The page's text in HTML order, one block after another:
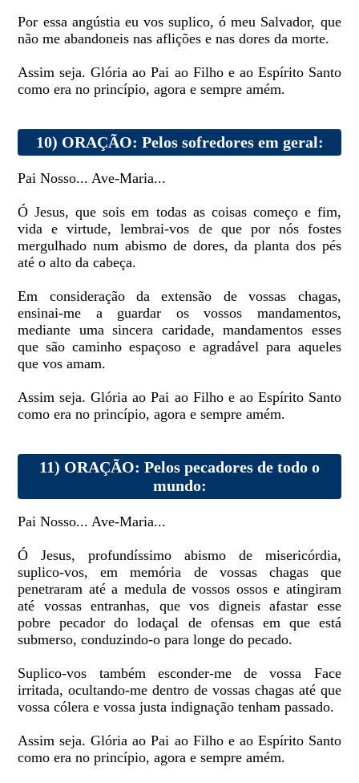
Por essa angústia eu vos suplico, ó meu Salvador, que
não me abandoneis nas aflições e nas dores da morte.
Assim seja. Glória ao Pai ao Filho e ao Espírito Santo
como era no princípio, agora e sempre amém.
10) ORAÇÃO: Pelos sofredores em geral:
Pai Nosso... Ave-Maria...
Ó Jesus, que sois em todas as coisas começo e fim,
vida e virtude, lembrai-vos de que por nós fostes
mergulhado num abismo de dores, da planta dos pés
até o alto da cabeça.
Em consideração da extensão de vossas chagas,
ensinai-me a guardar os vossos mandamentos,
mediante uma sincera caridade, mandamentos esses
que são caminho espaçoso e agradável para aqueles
que vos amam.
Assim seja. Glória ao Pai ao Filho e ao Espírito Santo
como era no princípio, agora e sempre amém.
11) ORAÇÃO: Pelos pecadores de todo o
mundo:
Pai Nosso... Ave-Maria...
Ó Jesus, profundíssimo abismo de misericórdia,
suplico-vos, em memória de vossas chagas que
penetraram até a medula de vossos ossos e atingiram
até vossas entranhas, que vos digneis afastar esse
pobre pecador do lodaçal de ofensas em que está
submerso, conduzindo-o para longe do pecado.
Suplico-vos também esconder-me de vossa Face
irritada, ocultando-me dentro de vossas chagas até que
vossa cólera e vossa justa indignação tenham passado.
Assim seja. Glória ao Pai ao Filho e ao Espírito Santo
como era no princípio, agora e sempre amém.